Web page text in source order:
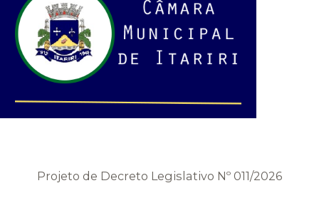
Projeto de Decreto Legislativo Nº 011/2026